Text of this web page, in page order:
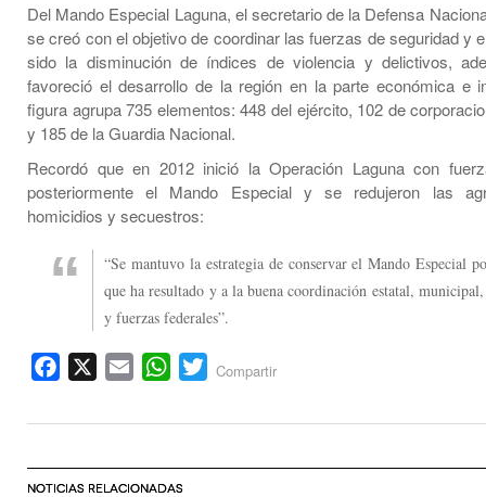
Del Mando Especial Laguna, el secretario de la Defensa
se creó con el objetivo de coordinar las fuerzas de seguridad y
sido la disminución de índices de violencia y delictivos,
favoreció el desarrollo de la región en la parte económica e
figura agrupa 735 elementos: 448 del ejército, 102 de
y 185 de la Guardia Nacional.
Recordó que en 2012 inició la Operación Laguna con
posteriormente el Mando Especial y se redujeron las
homicidios y secuestros:
“Se mantuvo la estrategia de conservar el Mando Especial
que ha resultado y a la buena coordinación estatal,
y fuerzas federales”.
Facebook Email WhatsApp
Twitter
Compartir
NOTICIAS RELACIONADAS